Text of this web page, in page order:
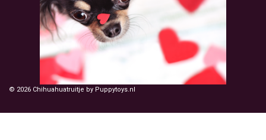
© 2026 Chihuahuatruitje by Puppytoys.nl